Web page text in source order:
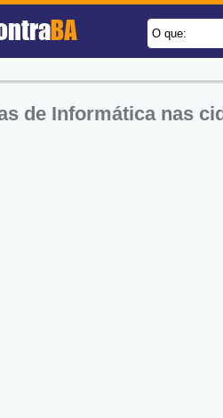
BA O que:
de Informática nas